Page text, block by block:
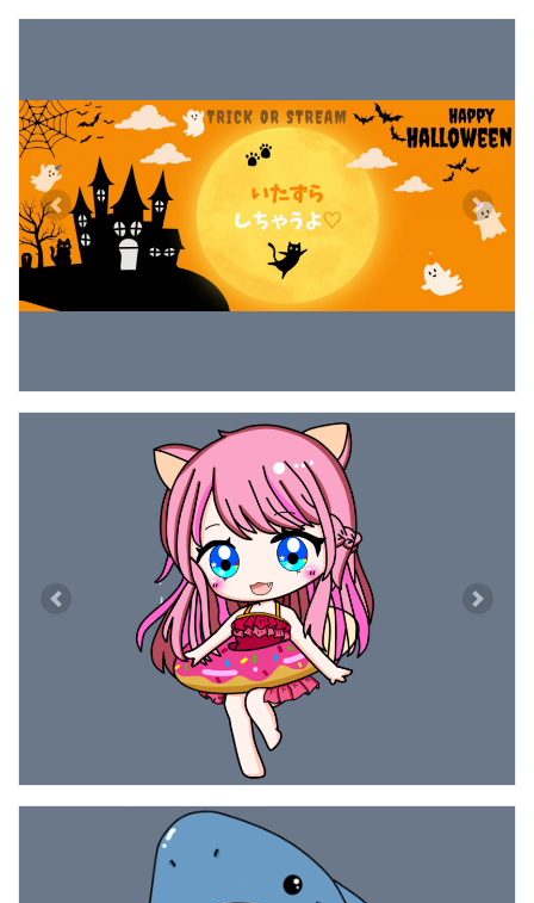
Previous Next
Previous Next